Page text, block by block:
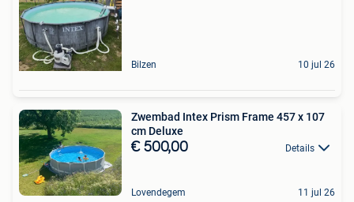
Bilzen 10 jul 26
Zwembad Intex Prism Frame 457 x 107
cm Deluxe
€ 500,00 Details
Lovendegem 11 jul 26